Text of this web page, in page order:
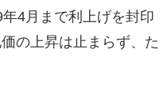
4月まで利上げを封印
の上昇は止まらず、た